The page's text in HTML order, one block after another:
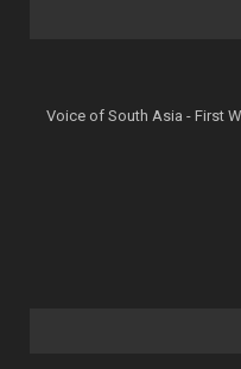
Voice of South Asia - First